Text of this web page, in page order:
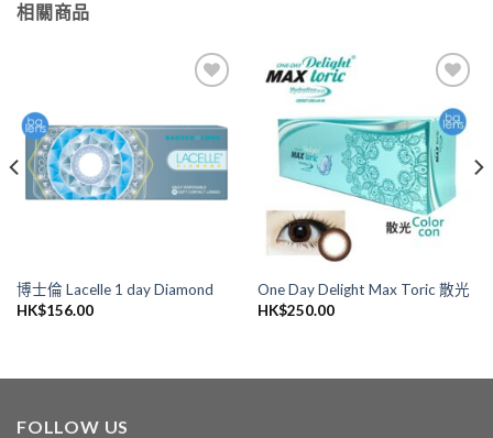
相關商品
愛清
單
博士倫 Lacelle 1 day Diamond
HK$156.00
到喜
愛清
One Day Delight Max Toric 散光
HK$250.00
FOLLOW US